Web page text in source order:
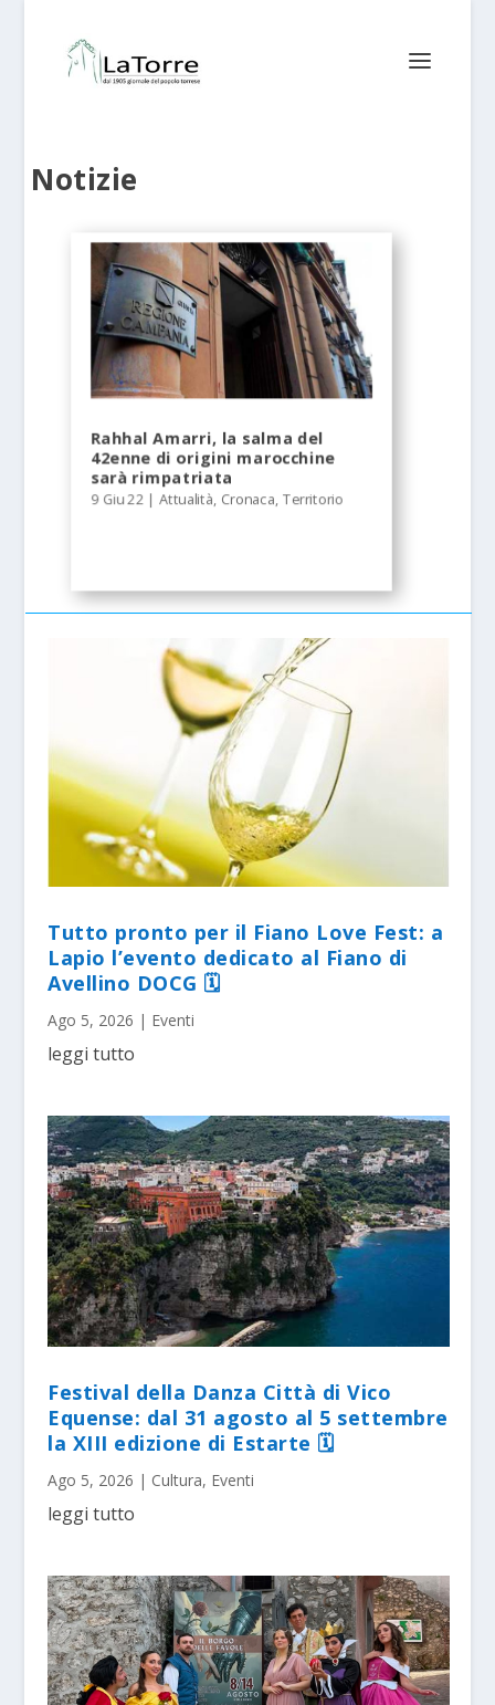
Notizie
Rahhal Amarri, la salma del
42enne di origini marocchine
sarà rimpatriata
9 Giu 22 |Attualità, Cronaca,Territorio
Tutto pronto per il Fiano Love Fest: a
Lapio l’evento dedicato al Fiano di
Avellino DOCG 🗓
Ago 5, 2026 | Eventi
leggi tutto
Festival della Danza Città di Vico
Equense: dal 31 agosto al 5 settembre
la XIII edizione di Estarte 🗓
Ago 5, 2026 | Cultura, Eventi
leggi tutto